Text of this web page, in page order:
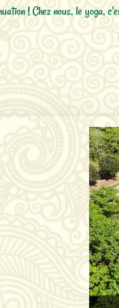
! Chez nous, le